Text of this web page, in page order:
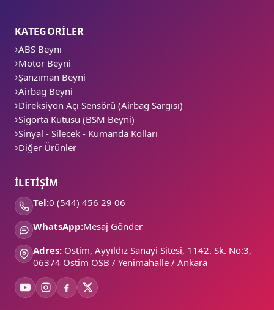
KATEGORİLER
ABS Beyni
Motor Beyni
Şanzıman Beyni
Airbag Beyni
Direksiyon Açı Sensörü (Airbag Sargısı)
Sigorta Kutusu (BSM Beyni)
Sinyal - Silecek - Kumanda Kolları
Diğer Ürünler
İLETİŞİM
Tel:0 (544) 456 29 06
WhatsApp:Mesaj Gönder
Adres: Ostim, Ayyıldız Sanayi Sitesi, 1142. Sk. No:3,
06374 Ostim OSB / Yenimahalle / Ankara